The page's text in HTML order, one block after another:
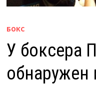
БОКС
У боксера